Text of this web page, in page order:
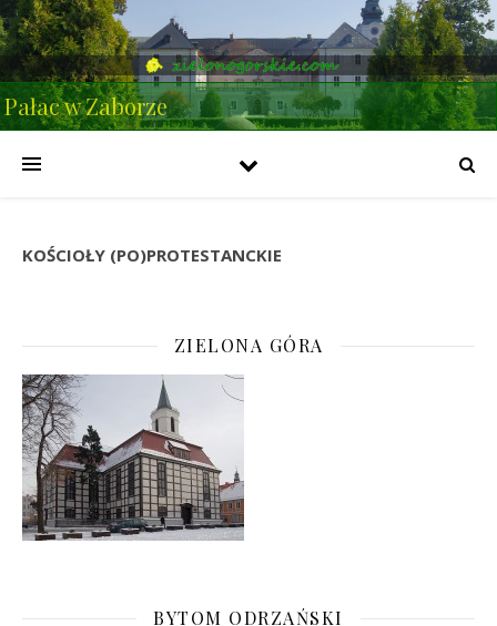
Pałac w Zaborze
KOŚCIOŁY (PO)PROTESTANCKIE
ZIELONA GÓRA
BYTOM ODRZAŃSKI